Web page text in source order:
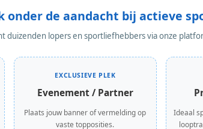
onder de aandacht bij actieve
duizenden lopers en sportliefhebbers via onze
EXCLUSIEVE PLEK
Evenement / Partner
Plaats jouw banner of vermelding op
vaste topposities.
Ideaal